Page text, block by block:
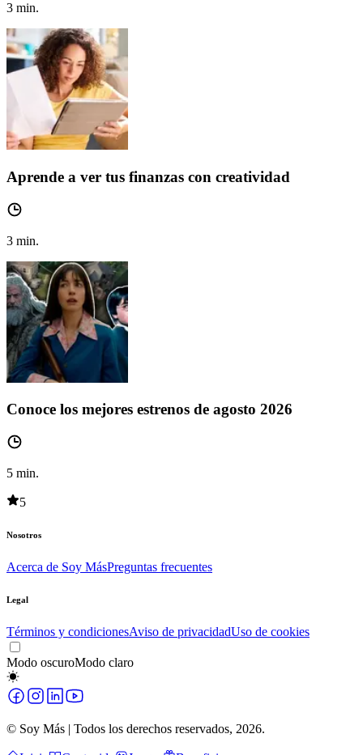
3 min.
Aprende a ver tus finanzas con creatividad
3 min.
Conoce los mejores estrenos de agosto 2026
5 min.
5
Nosotros
Acerca de Soy MásPreguntas frecuentes
Legal
Términos y condicionesAviso de privacidadUso de cookies
Modo oscuroModo claro
© Soy Más | Todos los derechos reservados, 2026.